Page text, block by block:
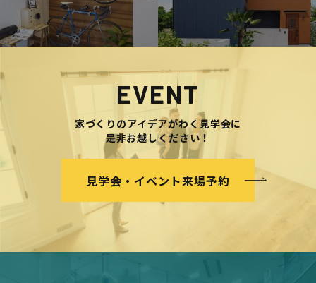
EVENT
家づくりのアイデアがわく見学会に
是非お越しください！
見学会・イベント来場予約